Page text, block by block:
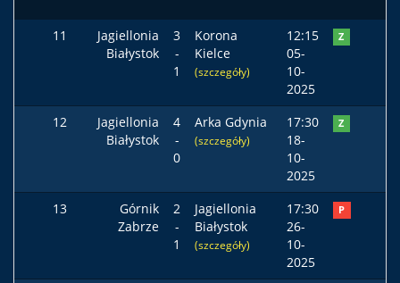
11
Jagiellonia
Białystok
3
-
1
Korona
Kielce
(szczegóły)
12:15
05-
10-
2025
Z
12
Jagiellonia
Białystok
4
-
0
Arka Gdynia
(szczegóły)
17:30
18-
10-
2025
Z
13
Górnik
Zabrze
2
-
1
Jagiellonia
Białystok
(szczegóły)
17:30
26-
10-
2025
P